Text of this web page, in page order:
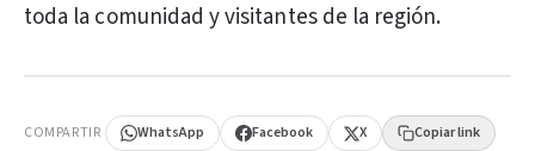
toda la comunidad y visitantes de la región.
COMPARTIR WhatsApp Facebook X Copiar link